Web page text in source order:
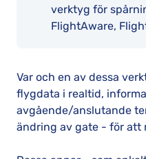
verktyg för
FlightAware,
Var och en av dessa
flygdata i realtid,
avgående/anslutande
ändring av gate - för att